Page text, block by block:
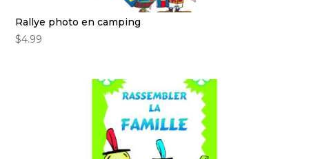
Rallye photo en camping
$4.99